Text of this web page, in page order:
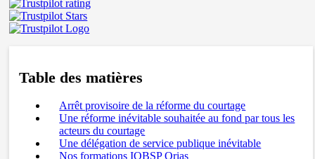
Table des matières
Arrêt provisoire de la réforme du courtage
Une réforme inévitable souhaitée au fond par tous les
acteurs du courtage
Une délégation de service publique inévitable
Nos formations IOBSP Orias